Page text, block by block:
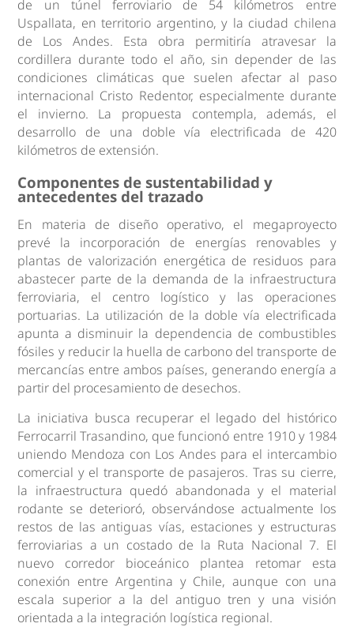
de un túnel ferroviario de 54 kilómetros entre
Uspallata, en territorio argentino, y la ciudad chilena
de Los Andes. Esta obra permitiría atravesar la
cordillera durante todo el año, sin depender de las
condiciones climáticas que suelen afectar al paso
internacional Cristo Redentor, especialmente durante
el invierno. La propuesta contempla, además, el
desarrollo de una doble vía electrificada de 420
kilómetros de extensión.
Componentes de sustentabilidad y
antecedentes del trazado
En materia de diseño operativo, el megaproyecto
prevé la incorporación de energías renovables y
plantas de valorización energética de residuos para
abastecer parte de la demanda de la infraestructura
ferroviaria, el centro logístico y las operaciones
portuarias. La utilización de la doble vía electrificada
apunta a disminuir la dependencia de combustibles
fósiles y reducir la huella de carbono del transporte de
mercancías entre ambos países, generando energía a
partir del procesamiento de desechos.
La iniciativa busca recuperar el legado del histórico
Ferrocarril Trasandino, que funcionó entre 1910 y 1984
uniendo Mendoza con Los Andes para el intercambio
comercial y el transporte de pasajeros. Tras su cierre,
la infraestructura quedó abandonada y el material
rodante se deterioró, observándose actualmente los
restos de las antiguas vías, estaciones y estructuras
ferroviarias a un costado de la Ruta Nacional 7. El
nuevo corredor bioceánico plantea retomar esta
conexión entre Argentina y Chile, aunque con una
escala superior a la del antiguo tren y una visión
orientada a la integración logística regional.